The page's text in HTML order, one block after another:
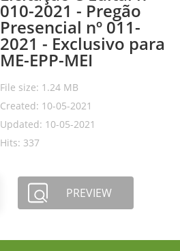
010-2021 - Pregão
Presencial nº 011-
2021 - Exclusivo para
ME-EPP-MEI
File size: 1.24 MB
Created: 10-05-2021
Updated: 10-05-2021
Hits: 337
PREVIEW